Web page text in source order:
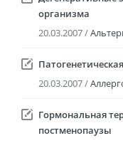
организма
20.03.2007 /
20.03.2007 /
Гормональная
постменопаузы